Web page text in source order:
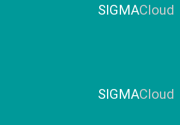
SIGMACloud
SIGMACloud